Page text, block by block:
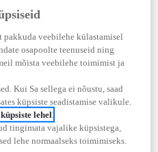
pakkuda veebilehe külastamisel
osapoolte teenuseid ning
mõista veebilehe toimimist ja
Kui Sa sellega ei nõustu, saad
küpsiste seadistamise valikule.
küpsiste lehel
tingimata vajalike küpsistega,
lehe normaalseks toimimiseks.